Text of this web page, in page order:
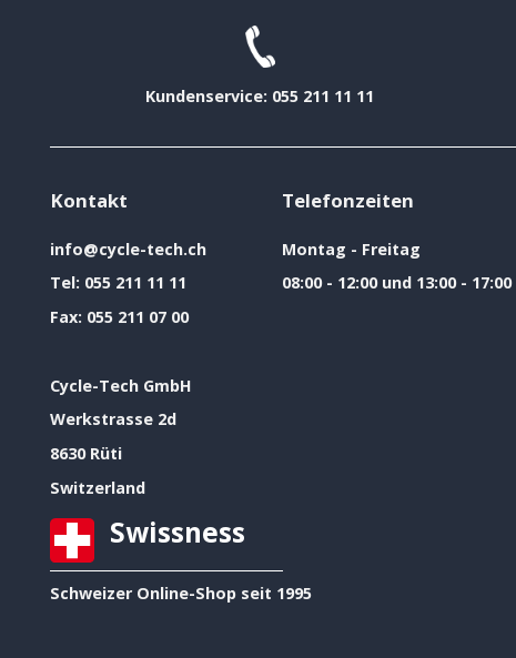
Kundenservice: 055 211 11 11
Kontakt
info@cycle-tech.ch
Tel: 055 211 11 11
Fax: 055 211 07 00
Cycle-Tech GmbH
Werkstrasse 2d
8630 Rüti
Switzerland
Telefonzeiten
Montag - Freitag
08:00 - 12:00 und 13:00 - 17:00
Swissness
Schweizer Online-Shop seit 1995